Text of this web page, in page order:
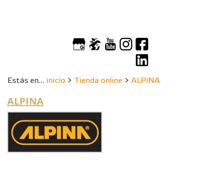
Estás en... inicio > Tienda online > ALPINA
ALPINA